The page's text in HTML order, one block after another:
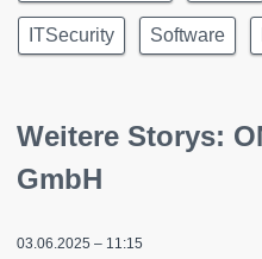
ITSecurity Software
Weitere Storys:
GmbH
03.06.2025 – 11:15